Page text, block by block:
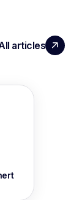
articles